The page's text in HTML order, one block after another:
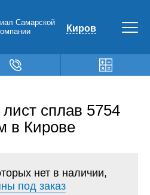
Самарской
Киров
сплав 5754
в Кирове
нет в наличии,
под заказ